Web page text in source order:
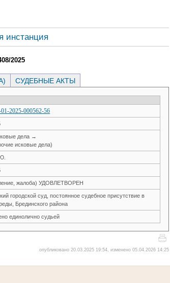
инстанция
2025
СУДЕБНЫЕ АКТЫ
2025-000562-56
дела →
исковые дела)
жалоба) УДОВЛЕТВОРЕН
городской суд, постоянное судебное присутствие в
Брединского района
единолично судьей
опубликовано 20.03.2025 19:54, изменено 05.04.2026 14:25